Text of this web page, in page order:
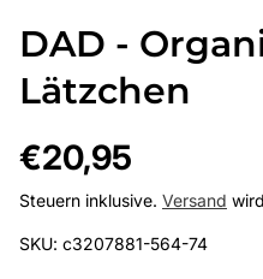
DAD -
Lätzchen
Regulärer
Preis
€20,95
Steuern inklusive. Versand
SKU: c3207881-564-74